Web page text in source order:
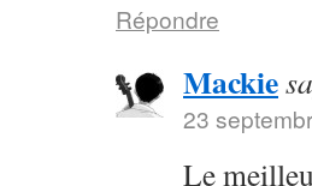
Répondre
Mackie
23
Le